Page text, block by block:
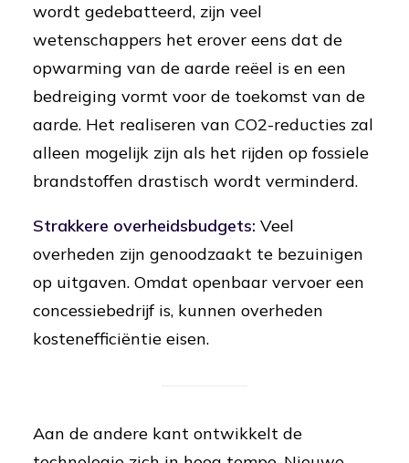
wordt gedebatteerd, zijn veel
wetenschappers het erover eens dat de
opwarming van de aarde reëel is en een
bedreiging vormt voor de toekomst van de
aarde. Het realiseren van CO2-reducties zal
alleen mogelijk zijn als het rijden op fossiele
brandstoffen drastisch wordt verminderd.
Strakkere overheidsbudgets: Veel
overheden zijn genoodzaakt te bezuinigen
op uitgaven. Omdat openbaar vervoer een
concessiebedrijf is, kunnen overheden
kostenefficiëntie eisen.
Aan de andere kant ontwikkelt de